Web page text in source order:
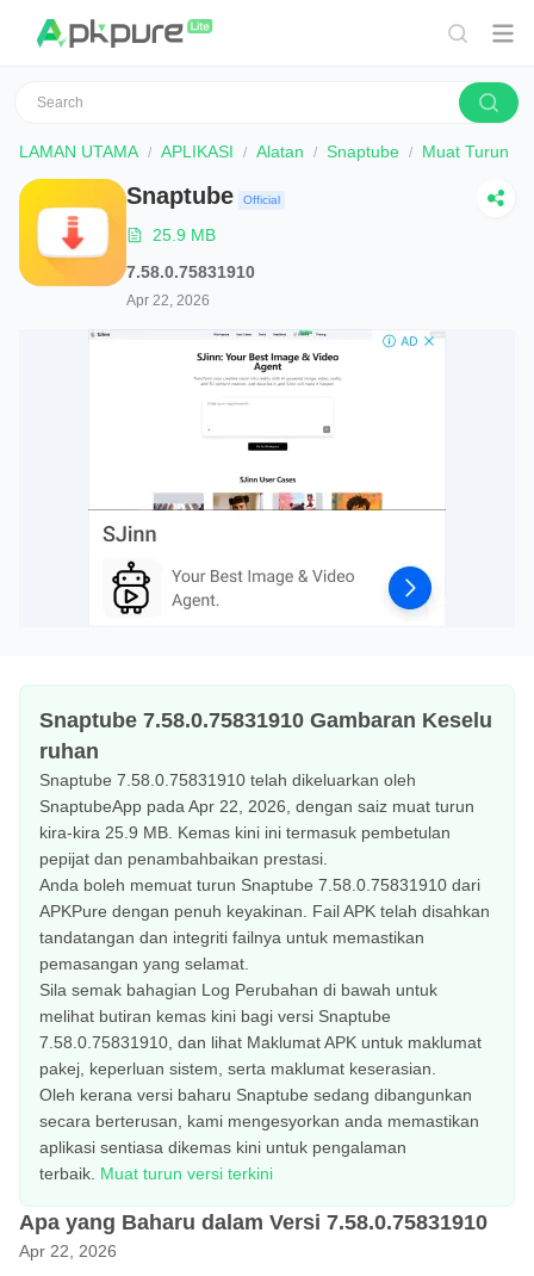
LAMAN UTAMA APLIKASI Alatan Snaptube Muat Turun
Snaptube Official
25.9 MB
7.58.0.75831910
Apr 22, 2026
Snaptube 7.58.0.75831910 Gambaran Keselu
ruhan
Snaptube 7.58.0.75831910 telah dikeluarkan oleh
SnaptubeApp pada Apr 22, 2026, dengan saiz muat turun
kira-kira 25.9 MB. Kemas kini ini termasuk pembetulan
pepijat dan penambahbaikan prestasi.
Anda boleh memuat turun Snaptube 7.58.0.75831910 dari
APKPure dengan penuh keyakinan. Fail APK telah disahkan
tandatangan dan integriti failnya untuk memastikan
pemasangan yang selamat.
Sila semak bahagian Log Perubahan di bawah untuk
melihat butiran kemas kini bagi versi Snaptube
7.58.0.75831910, dan lihat Maklumat APK untuk maklumat
pakej, keperluan sistem, serta maklumat keserasian.
Oleh kerana versi baharu Snaptube sedang dibangunkan
secara berterusan, kami mengesyorkan anda memastikan
aplikasi sentiasa dikemas kini untuk pengalaman
terbaik. Muat turun versi terkini
Apa yang Baharu dalam Versi 7.58.0.75831910
Apr 22, 2026